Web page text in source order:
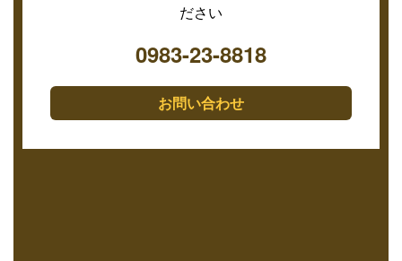
ださい
0983-23-8818
お問い合わせ